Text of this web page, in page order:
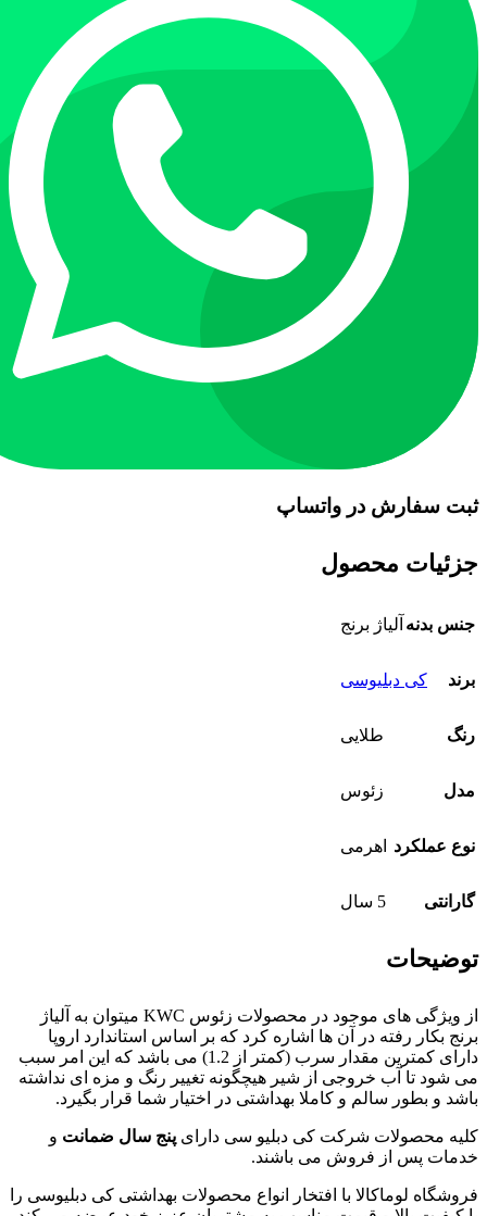
ثبت سفارش در واتساپ
جزئیات محصول
جنس بدنه آلیاژ برنج
برند کی دبلیوسی
رنگ طلایی
مدل زئوس
نوع عملکرد اهرمی
گارانتی 5 سال
توضیحات
از ویژگی های موجود در محصولات زئوس KWC میتوان به آلیاژ
برنج بکار رفته در آن ها اشاره کرد که بر اساس استاندارد اروپا
دارای کمترین مقدار سرب (کمتر از 1.2) می باشد که این امر سبب
می شود تا آب خروجی از شیر هیچگونه تغییر رنگ و مزه ای نداشته
باشد و بطور سالم و کاملا بهداشتی در اختیار شما قرار بگیرد.
کلیه محصولات شرکت کی دبلیو سی دارای پنج سال ضمانت و
خدمات پس از فروش می باشند.
فروشگاه لوماکالا با افتخار انواع محصولات بهداشتی کی دبلیوسی را